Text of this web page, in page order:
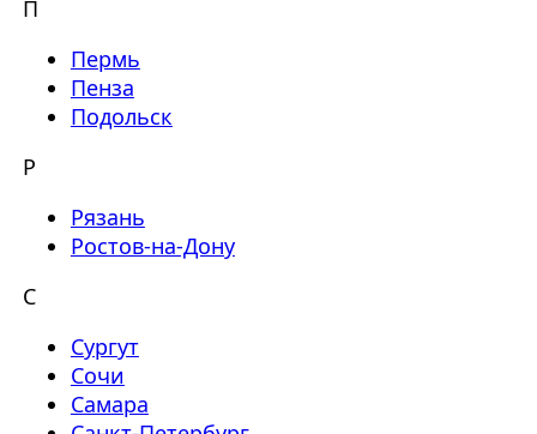
П
Пермь
Пенза
Подольск
Р
Рязань
Ростов-на-Дону
С
Сургут
Сочи
Самара